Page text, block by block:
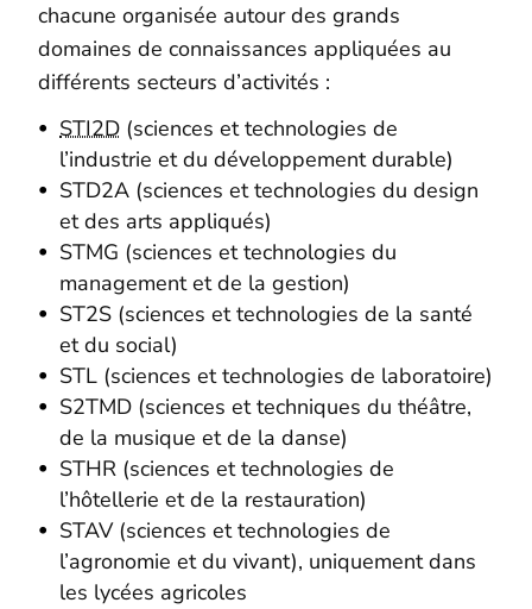
chacune organisée autour des grands
domaines de connaissances appliquées au
différents secteurs d’activités :
STI2D (sciences et technologies de
l’industrie et du développement durable)
STD2A (sciences et technologies du design
et des arts appliqués)
STMG (sciences et technologies du
management et de la gestion)
ST2S (sciences et technologies de la santé
et du social)
STL (sciences et technologies de laboratoire)
S2TMD (sciences et techniques du théâtre,
de la musique et de la danse)
STHR (sciences et technologies de
l’hôtellerie et de la restauration)
STAV (sciences et technologies de
l’agronomie et du vivant), uniquement dans
les lycées agricoles